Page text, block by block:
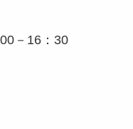
－16：30